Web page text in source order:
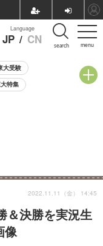
menu
Language
JP / CN search
大受験
特集
＆決勝を実況生
像
2022.11.11（金） 14:45